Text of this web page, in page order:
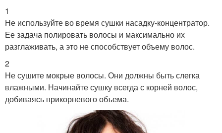
1
Не используйте во время сушки насадку-концентратор.
Ее задача полировать волосы и максимально их
разглаживать, а это не способствует объему волос.
2
Не сушите мокрые волосы. Они должны быть слегка
влажными. Начинайте сушку всегда с корней волос,
добиваясь прикорневого объема.